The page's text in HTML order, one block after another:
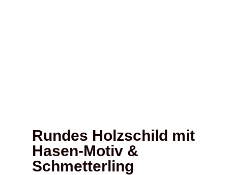
Rundes Holzschild mit
Hasen-Motiv &
Schmetterling